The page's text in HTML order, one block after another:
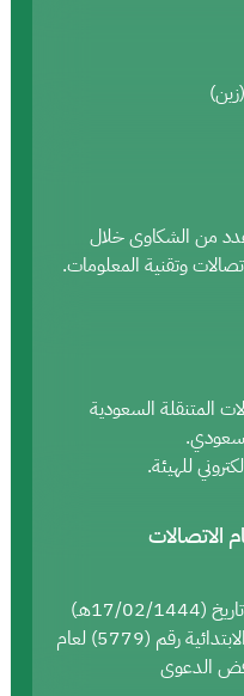
عدد من الشكاوى خلال
وتقنية المعلومات.
المتنقلة السعودية
للهيئة.
الاتصالات
رقم (43114779/ق/1444هـ) وتاريخ (17/02/1444هـ)
الصادر بشأنه حكم محكمة الإدارية الابتدائية رقم (5779) لعام